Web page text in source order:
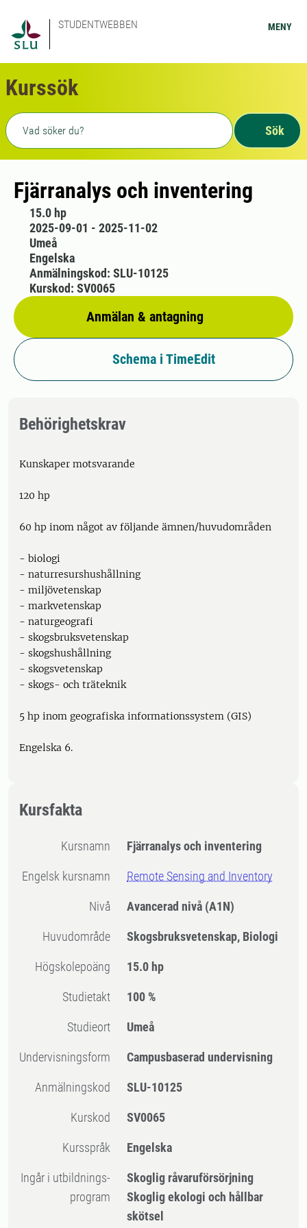
STUDENTWEBBEN MENY
Kurssök
Fritext sökning
Sök
Fjärranalys och inventering
15.0 hp
2025-09-01 - 2025-11-02
Umeå
Engelska
Anmälan & antagning
Anmälningskod: SLU-10125
Kurskod: SV0065
Schema i TimeEdit
Behörighetskrav
Kunskaper motsvarande
120 hp
60 hp inom något av följande ämnen/huvudområden
- biologi
- naturresurshushållning
- miljövetenskap
- markvetenskap
- naturgeografi
- skogsbruksvetenskap
- skogshushållning
- skogsvetenskap
- skogs- och träteknik
5 hp inom geografiska informationssystem (GIS)
Engelska 6.
Kursfakta
Kursnamn Fjärranalys och inventering
Engelsk kursnamn Remote Sensing and Inventory
Nivå Avancerad nivå (A1N)
Huvudområde Skogsbruksvetenskap, Biologi
högskolepoäng 15.0 hp
Studietakt 100 %
Studieort Umeå
Undervisningsform Campusbaserad undervisning
Anmälningskod SLU-10125
Kurskod SV0065
Kursspråk Engelska
Ingår i utbildnings-
program
Skoglig råvaruförsörjning
Skoglig ekologi och hållbar
skötsel